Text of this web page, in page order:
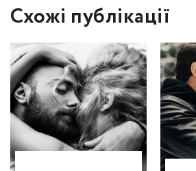
Схожі публікації